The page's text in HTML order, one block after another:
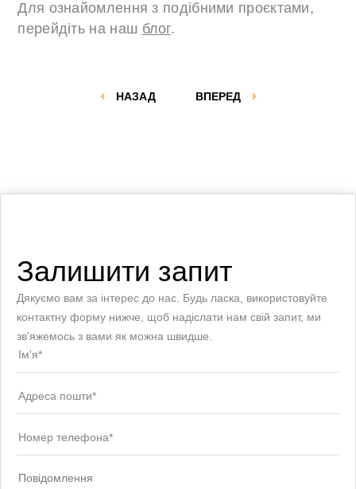
Для ознайомлення з подібними проєктами,
перейдіть на наш блог.
ВПЕРЕД
НАЗАД
Залишити запит
Дякуємо вам за інтерес до нас. Будь ласка, використовуйте
контактну форму нижче, щоб надіслати нам свій запит, ми
зв'яжемось з вами як можна швидше.